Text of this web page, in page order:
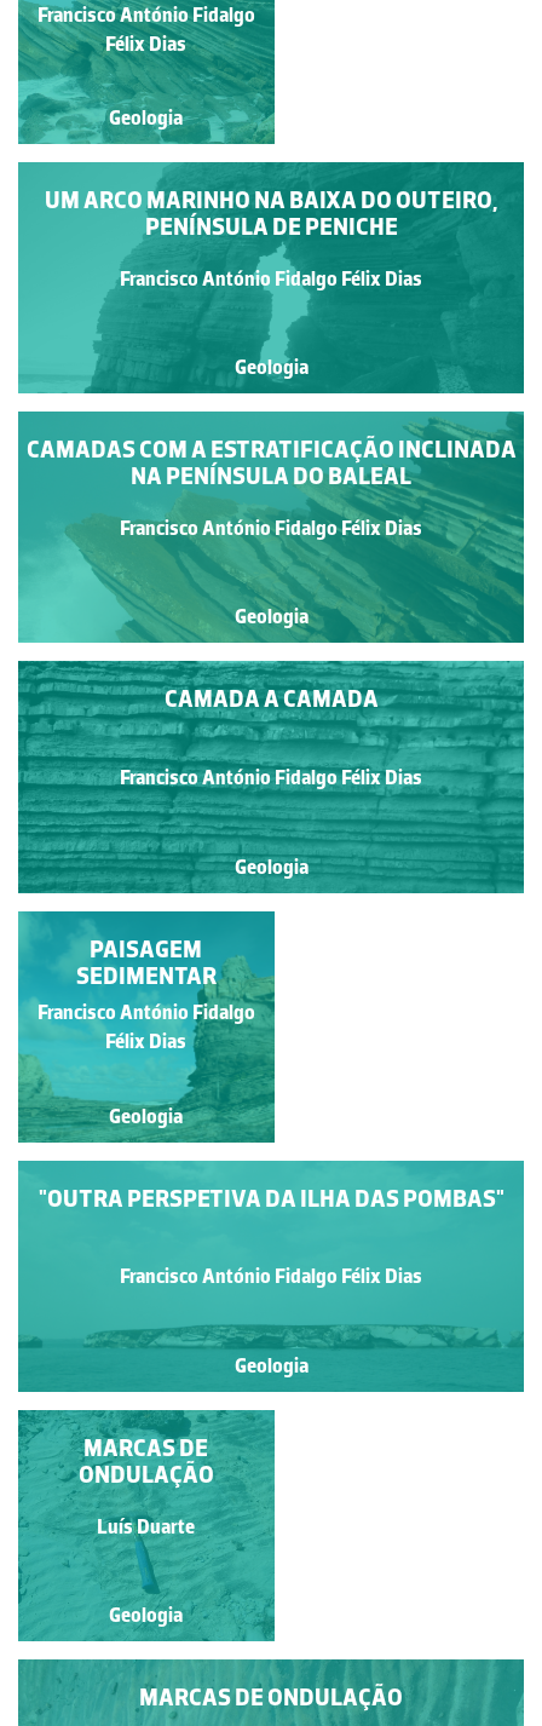
Ana Isabel dos Santos
Rebelo
Geologia
UM ARCO MARINHO NA BAIXA DO OUTEIRO,
PENÍNSULA DE PENICHE
Francisco António Fidalgo Félix Dias
Geologia
Francisco António Fidalgo
Félix Dias
Geologia
CAMADAS COM A ESTRATIFICAÇÃO INCLINADA
NA PENÍNSULA DO BALEAL
Francisco António Fidalgo Félix Dias
Geologia
CAMADA A CAMADA
Francisco António Fidalgo Félix Dias
Geologia
ESTRATIFICAÇÃO
ENTRECRUZADA
Ana Isabel dos Santos
Rebelo
Geologia
PAISAGEM
SEDIMENTAR
Francisco António Fidalgo
Félix Dias
Geologia
"OUTRA PERSPETIVA DA ILHA DAS POMBAS"
Francisco António Fidalgo Félix Dias
Geologia
"TÃO NATURAL"
Francisco António Fidalgo
Félix Dias
Geologia
MARCAS DE
ONDULAÇÃO
Luís Duarte
Geologia
MARCAS DE ONDULAÇÃO